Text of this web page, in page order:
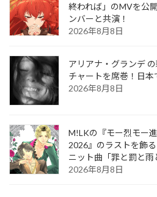
終われば」のMVを公
ンバーと共演！
2026年8月8日
アリアナ・グランデ
チャートを席巻！日本
2026年8月8日
M!LKの『モー烈モー
2026』のラストを飾
ニット曲「罪と罰と雨
2026年8月8日